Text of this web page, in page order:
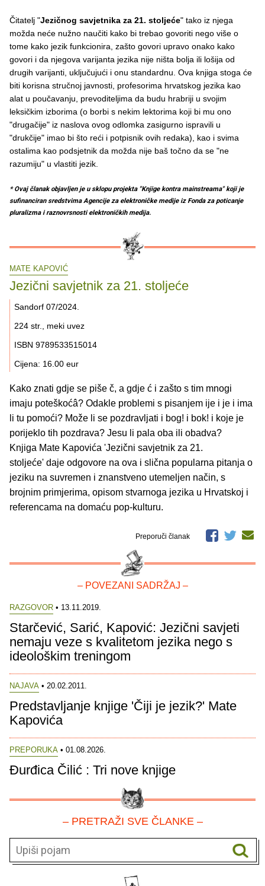
Čitatelj "Jezičnog savjetnika za 21. stoljeće" tako iz njega
možda neće nužno naučiti kako bi trebao govoriti nego više o
tome kako jezik funkcionira, zašto govori upravo onako kako
govori i da njegova varijanta jezika nije ništa bolja ili lošija od
drugih varijanti, uključujući i onu standardnu. Ova knjiga stoga će
biti korisna stručnoj javnosti, profesorima hrvatskog jezika kao
alat u poučavanju, prevoditeljima da budu hrabriji u svojim
leksičkim izborima (o borbi s nekim lektorima koji bi mu ono
"drugačije" iz naslova ovog odlomka zasigurno ispravili u
"drukčije" imao bi što reći i potpisnik ovih redaka), kao i svima
ostalima kao podsjetnik da možda nije baš točno da se "ne
razumiju" u vlastiti jezik.
* Ovaj članak objavljen je u sklopu projekta "Knjige kontra mainstreama" koji je
sufinanciran sredstvima Agencije za elektroničke medije iz Fonda za poticanje
pluralizma i raznovrsnosti elektroničkih medija.
MATE KAPOVIĆ
Jezični savjetnik za 21. stoljeće
Sandorf 07/2024.
224 str., meki uvez
ISBN 9789533515014
Cijena: 16.00 eur
Kako znati gdje se piše č, a gdje ć i zašto s tim mnogi
imaju poteškoćâ? Odakle problemi s pisanjem ije i je i ima
li tu pomoći? Može li se pozdravljati i bog! i bok! i koje je
porijeklo tih pozdrava? Jesu li pala oba ili obadva?
Knjiga Mate Kapovića 'Jezični savjetnik za 21.
stoljeće' daje odgovore na ova i slična popularna pitanja o
jeziku na suvremen i znanstveno utemeljen način, s
brojnim primjerima, opisom stvarnoga jezika u Hrvatskoj i
referencama na domaću pop-kulturu.
Preporuči članak
– POVEZANI SADRŽAJ –
RAZGOVOR • 13.11.2019.
Starčević, Sarić, Kapović: Jezični savjeti
nemaju veze s kvalitetom jezika nego s
ideološkim treningom
NAJAVA • 20.02.2011.
Predstavljanje knjige 'Čiji je jezik?' Mate
Kapovića
PREPORUKA • 01.08.2026.
Đurđica Čilić : Tri nove knjige
– PRETRAŽI SVE ČLANKE –